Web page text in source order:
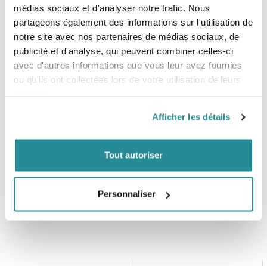
médias sociaux et d'analyser notre trafic. Nous
partageons également des informations sur l'utilisation de
notre site avec nos partenaires de médias sociaux, de
publicité et d'analyse, qui peuvent combiner celles-ci
avec d'autres informations que vous leur avez fournies
ou qu'ils ont collectées lors de votre utilisation de leurs
Afficher les détails
Tout autoriser
Personnaliser
- Mousse poids plume
- Fermeture à glissière YKK
- Doublure TrueFit
Tailles